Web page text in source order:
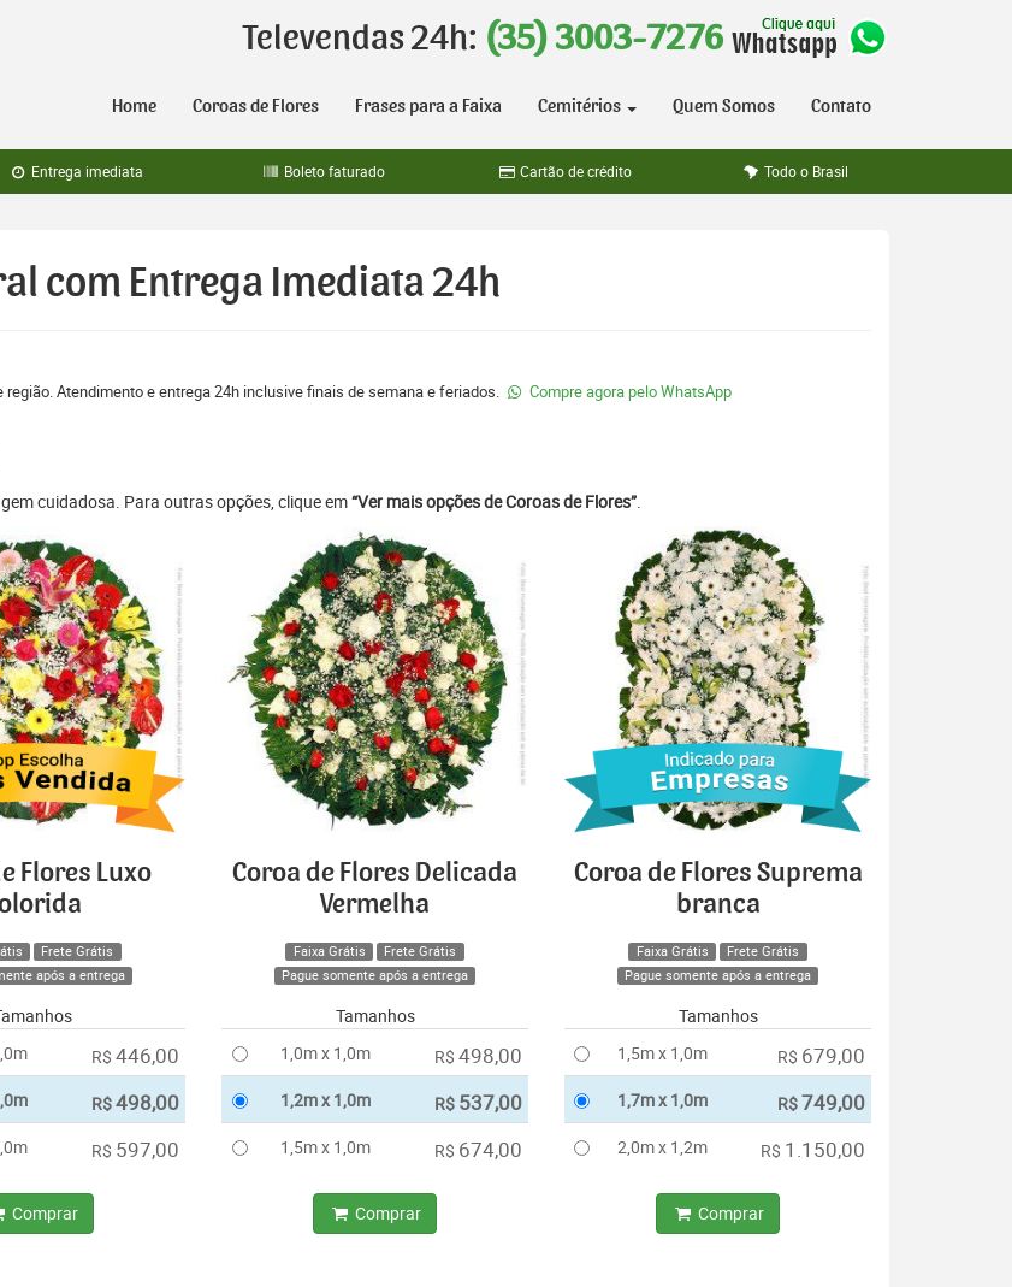
Televendas 24h: (35) 3003-7276
Home Coroas de Flores Frases para a Faixa Cemitérios Quem Somos Contato
Entrega imediata Boleto faturado Cartão de crédito Todo o Brasil
com Entrega Imediata 24h
Atendimento e entrega 24h inclusive finais de semana e feriados. Compre agora pelo WhatsApp
cuidadosa. Para outras opções, clique em“Ver mais opções de Coroas de Flores”.
Flores Luxo
Frete Grátis
após a entrega
R$ 446,00
R$498,00
R$ 597,00
Comprar
Coroa de Flores Delicada
Vermelha
Faixa Grátis
Frete Grátis
Pague somente após a entrega
Tamanhos
1,0m x 1,0m
R$ 498,00
1,2m x 1,0m R$ 537,00
1,5m x 1,0m R$ 674,00
Comprar
Coroa de Flores Suprema
branca
Faixa Grátis
Frete Grátis
Pague somente após a entrega
Tamanhos
1,5m x 1,0m
R$ 679,00
1,7m x 1,0m R$749,00
2,0m x 1,2m R$ 1.150,00
Comprar